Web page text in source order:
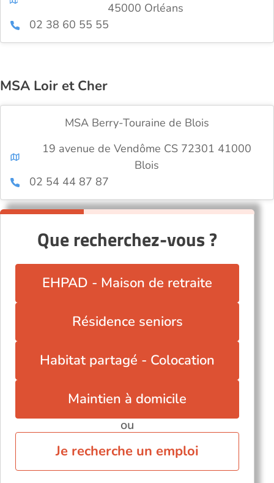
45000 Orléans
02 38 60 55 55
MSA Loir et Cher
MSA Berry-Touraine de Blois
19 avenue de Vendôme CS 72301 41000
Blois
02 54 44 87 87
Que recherchez-vous ?
EHPAD - Maison de retraite
Résidence seniors
Habitat partagé - Colocation
Maintien à domicile
ou
Je recherche un emploi